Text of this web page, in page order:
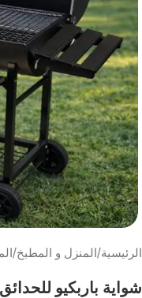
الرئيسية/المنزل و المطبخ/
شواية باربكيو